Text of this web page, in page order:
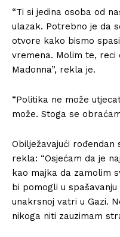
“Ti si jedina osoba od
ulazak. Potrebno je da
otvore kako bismo
vremena. Molim te, reci
Madonna”, rekla je.
“Politika ne može
može. Stoga se
Obilježavajući rođendan
rekla: “Osjećam da je
kao majka da zamolim
bi pomogli u spašavanju
unakrsnoj vatri u Gazi.
nikoga niti zauzimam